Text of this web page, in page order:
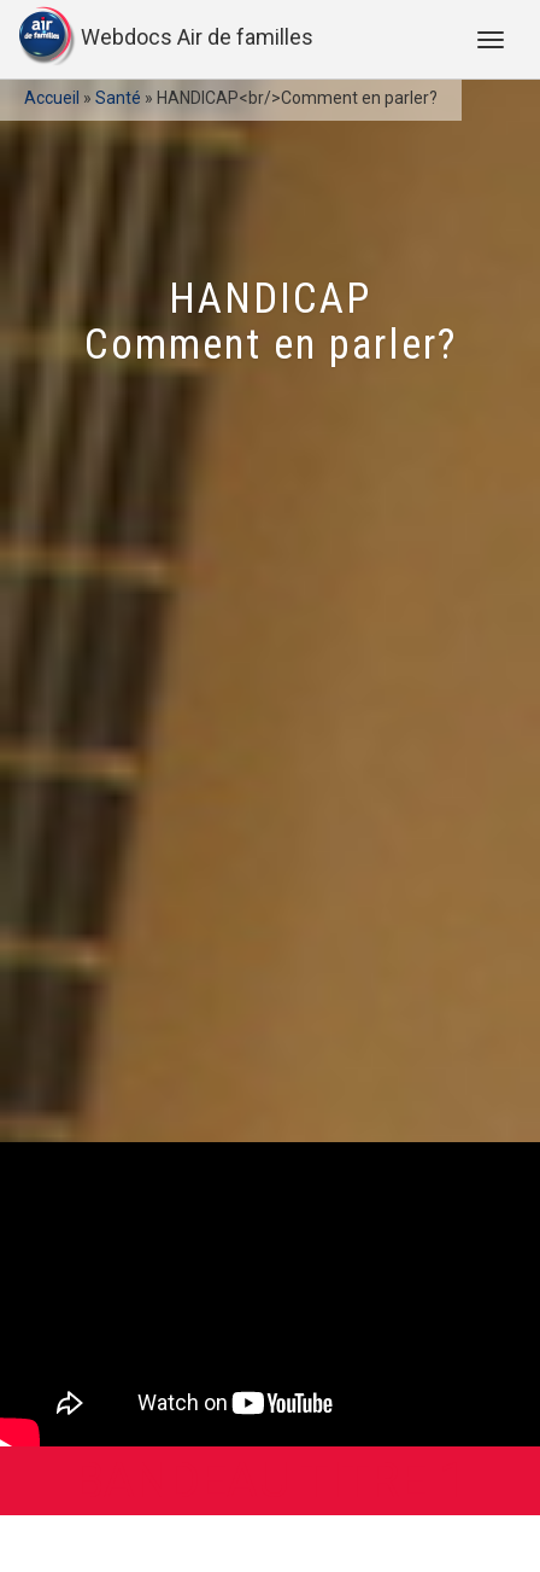
Webdocs Air de familles
Accueil » Santé » HANDICAP<br/>Comment en parler?
HANDICAP
Comment en parler?